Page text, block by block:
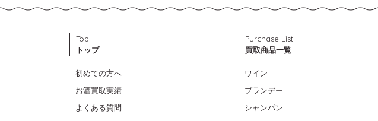
Top
トップ
初めての方へ
お酒買取実績
よくある質問
Purchase List
買取商品一覧
ワイン
ブランデー
シャンパン